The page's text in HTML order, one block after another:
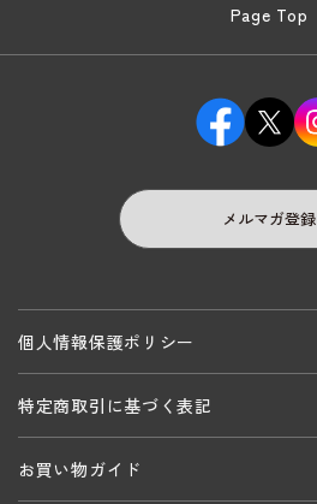
Page Top
メルマガ登録
個人情報保護ポリシー
特定商取引に基づく表記
お買い物ガイド